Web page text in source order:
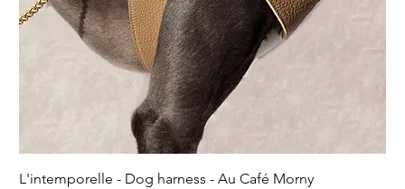
L'intemporelle - Dog harness - Au Café Morny